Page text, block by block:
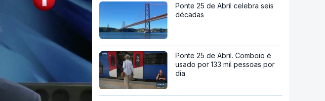
Ponte 25 de Abril celebra seis
décadas
Ponte 25 de Abril. Comboio é
usado por 133 mil pessoas por
dia